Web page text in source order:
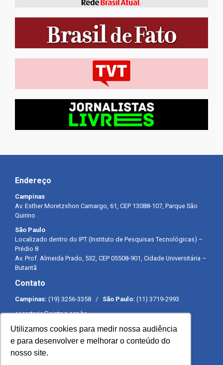
Utilizamos cookies para medir nossa audiência
e para desenvolver e melhorar o conteúdo do
nosso site.
Endereço
Campinas
Av. Esther Moretzshon Camargo, 61, CEP 13088-107, Parque São
Quirino
São Paulo
Localizado dentro do IPT (Instituto de Pesquisas Tecnológicas) –
Prédio 8
Av. Prof. Almeida Prado, 532, CEP 05508-901, Cidade Universitária –
Butantã
Contato
Campinas: (19) 3256-3358 / São Paulo: (11) 3719-2993
secretaria@sintpq.org.br
Expediente
Segunda a sexta-feira das 8h às 17h